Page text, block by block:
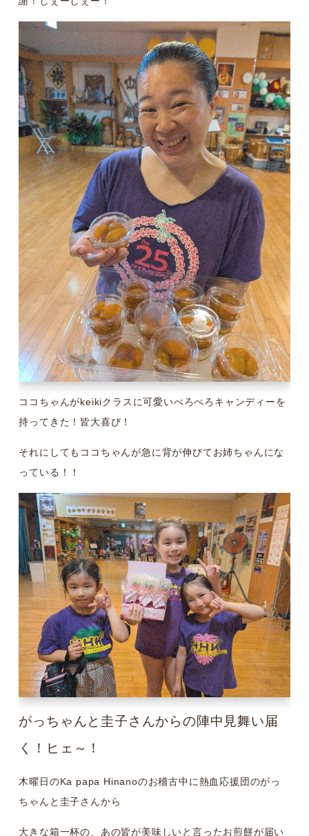
ココちゃんがkeikiクラスに可愛いぺろぺろキャンディーを
持ってきた！皆大喜び！
それにしてもココちゃんが急に背が伸びてお姉ちゃんにな
っている！！
がっちゃんと圭子さんからの陣中見舞い届
く！ヒェ～！
木曜日のKa papa Hinanoのお稽古中に熱血応援団のがっ
ちゃんと圭子さんから
大きな箱一杯の、あの皆が美味しいと言ったお煎餅が届い